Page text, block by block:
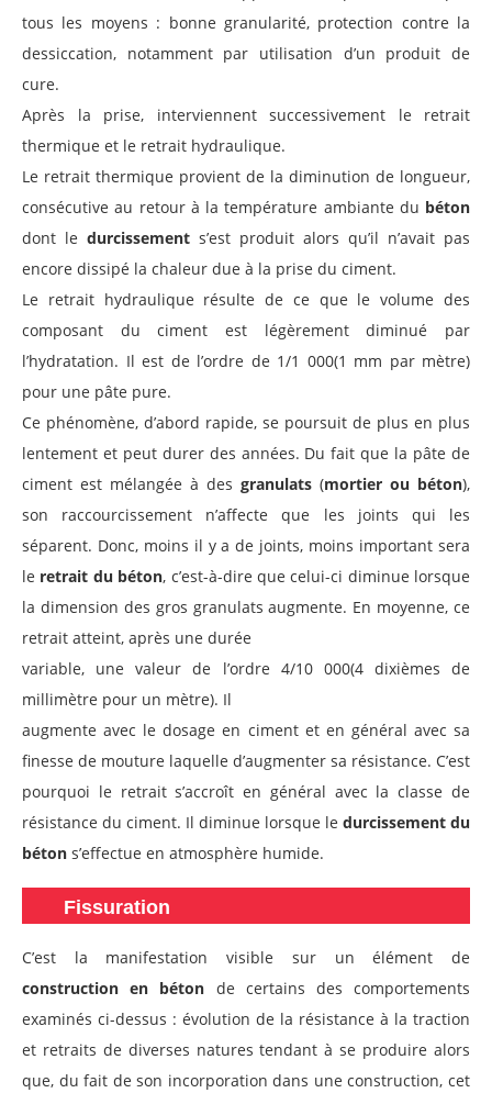
tous les moyens : bonne granularité, protection contre la
dessiccation, notamment par utilisation d’un produit de
cure.
Après la prise, interviennent successivement le retrait
thermique et le retrait hydraulique.
Le retrait thermique provient de la diminution de longueur,
consécutive au retour à la température ambiante du béton
dont le durcissement s’est produit alors qu’il n’avait pas
encore dissipé la chaleur due à la prise du ciment.
Le retrait hydraulique résulte de ce que le volume des
composant du ciment est légèrement diminué par
l’hydratation. Il est de l’ordre de 1/1 000(1 mm par mètre)
pour une pâte pure.
Ce phénomène, d’abord rapide, se poursuit de plus en plus
lentement et peut durer des années. Du fait que la pâte de
ciment est mélangée à des granulats (mortier ou béton),
son raccourcissement n’affecte que les joints qui les
séparent. Donc, moins il y a de joints, moins important sera
le retrait du béton, c’est-à-dire que celui-ci diminue lorsque
la dimension des gros granulats augmente. En moyenne, ce
retrait atteint, après une durée
variable, une valeur de l’ordre 4/10 000(4 dixièmes de
millimètre pour un mètre). Il
augmente avec le dosage en ciment et en général avec sa
finesse de mouture laquelle d’augmenter sa résistance. C’est
pourquoi le retrait s’accroît en général avec la classe de
résistance du ciment. Il diminue lorsque le durcissement du
béton s’effectue en atmosphère humide.
Fissuration
C’est la manifestation visible sur un élément de
construction en béton de certains des comportements
examinés ci-dessus : évolution de la résistance à la traction
et retraits de diverses natures tendant à se produire alors
que, du fait de son incorporation dans une construction, cet